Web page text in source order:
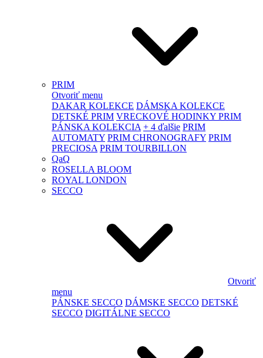
PRIM
Otvoriť menu
DAKAR KOLEKCE DÁMSKA KOLEKCE
DETSKÉ PRIM VRECKOVÉ HODINKY PRIM
PÁNSKA KOLEKCIA + 4 ďalšie PRIM
AUTOMATY PRIM CHRONOGRAFY PRIM
PRECIOSA PRIM TOURBILLON
QaQ
ROSELLA BLOOM
ROYAL LONDON
SECCO
Otvoriť
menu
PÁNSKE SECCO DÁMSKE SECCO DETSKÉ
SECCO DIGITÁLNE SECCO